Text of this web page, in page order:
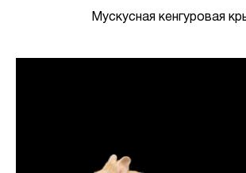
Мускусная кенгуровая